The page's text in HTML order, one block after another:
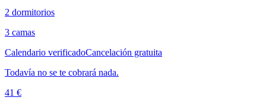
2 dormitorios
3 camas
Calendario verificadoCancelación gratuita
Todavía no se te cobrará nada.
41 €